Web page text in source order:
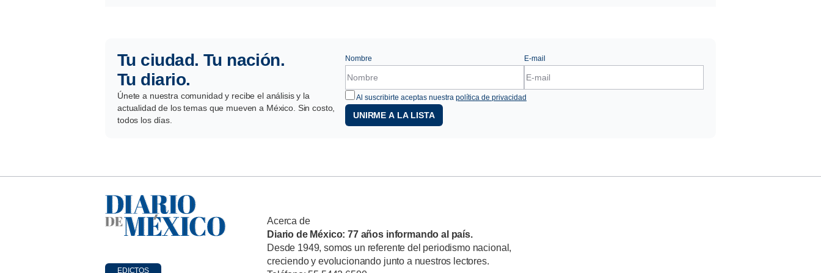
Tu ciudad. Tu nación.
Tu diario.
Únete a nuestra comunidad y recibe el análisis y la
actualidad de los temas que mueven a México. Sin costo,
todos los días.
Nombre E-mail
Al suscribirte aceptas nuestra política de privacidad
UNIRME A LA LISTA
EDICTOS
Acerca de
Diario de México: 77 años informando al país.
Desde 1949, somos un referente del periodismo nacional,
creciendo y evolucionando junto a nuestros lectores.